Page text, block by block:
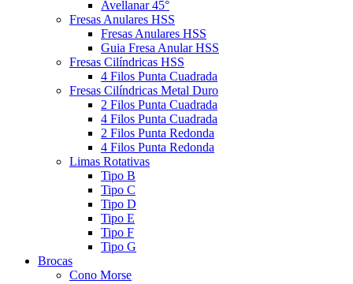
Avellanar 45°
Fresas Anulares HSS
Fresas Anulares HSS
Guia Fresa Anular HSS
Fresas Cilíndricas HSS
4 Filos Punta Cuadrada
Fresas Cilíndricas Metal Duro
2 Filos Punta Cuadrada
4 Filos Punta Cuadrada
2 Filos Punta Redonda
4 Filos Punta Redonda
Limas Rotativas
Tipo B
Tipo C
Tipo D
Tipo E
Tipo F
Tipo G
Brocas
Cono Morse